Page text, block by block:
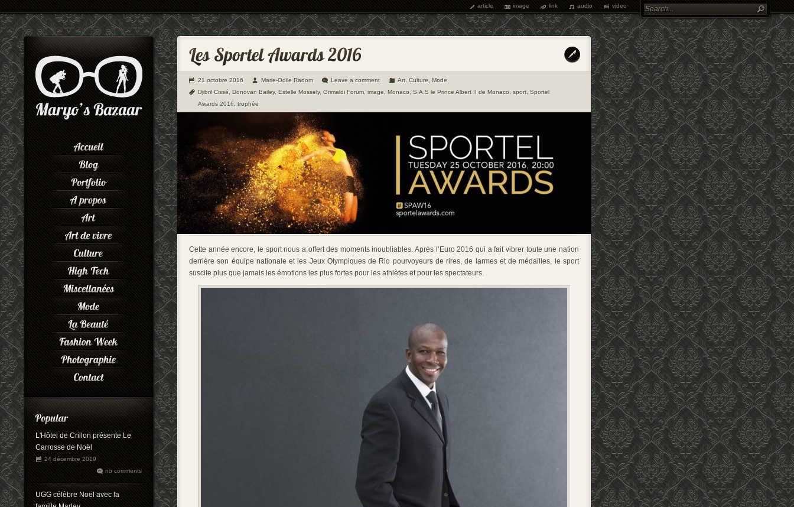
article image link audio video
L'Hôtel de Crillon présente Le
Carrosse de Noël
24 décembre 2019
no comments
UGG célèbre Noël avec la
21 octobre 2016 Marie-Odile Radom Leave a comment Art Culture
Mode
Djibril Cissé
Donovan Bailey, Estelle Mossely, Grimaldi Forum image Monaco S.A.S le Prince Albert II de Monaco sport Sportel
Awards 2016
trophée
Cette année encore, le sport nous a offert des moments inoubliables. Après l’Euro 2016 qui a fait vibrer toute une nation
derrière son équipe nationale et les Jeux Olympiques de Rio pourvoyeurs de rires, de larmes et de médailles, le sport
suscite plus que jamais les émotions les plus fortes pour les athlètes et pour les spectateurs.